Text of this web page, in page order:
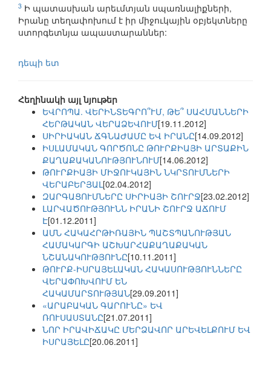
3 Ի պատասխան արեւմտյան սպառնալիքների,
Իրանը տեղափոխում է իր միջուկային օբյեկտները
ստորգետնյա ապաստարաններ:
դեպի ետ
Հեղինակի այլ նյութեր
ԵՎՐՈՊԱ. ՎԵՐԻՆՏԵԳՐՈ՞ՒՄ, ԹԵ՞ ՍԱՀՄԱՆՆԵՐԻ
ՀԵՐԹԱԿԱՆ ՎԵՐԱՁԵՎՈՒՄ[19.11.2012]
ՍԻՐԻԱԿԱՆ ՃԳՆԱԺԱՄԸ ԵՎ ԻՐԱՆԸ[14.09.2012]
ԻՍԼԱՄԱԿԱՆ ԳՈՐԾՈՆԸ ԹՈՒՐՔԻԱՅԻ ԱՐՏԱՔԻՆ
ՔԱՂԱՔԱԿԱՆՈՒԹՅՈՒՆՈՒՄ[14.06.2012]
ԹՈՒՐՔԻԱՅԻ ՄԻՋՈՒԿԱՅԻՆ ՆԿՐՏՈՒՄՆԵՐԻ
ՎԵՐԱԲԵՐՅԱԼ[02.04.2012]
ԶԱՐԳԱՑՈՒՄՆԵՐԸ ՍԻՐԻԱՅԻ ՇՈՒՐՋ[23.02.2012]
ԼԱՐՎԱԾՈՒԹՅՈՒՆՆ ԻՐԱՆԻ ՇՈՒՐՋ ԱՃՈՒՄ
Է[01.12.2011]
ԱՄՆ ՀԱԿԱՀՐԹԻՌԱՅԻՆ ՊԱՇՏՊԱՆՈՒԹՅԱՆ
ՀԱՄԱԿԱՐԳԻ ԱՇԽԱՐՀԱՔԱՂԱՔԱԿԱՆ
ՆՇԱՆԱԿՈՒԹՅՈՒՆԸ[10.11.2011]
ԹՈՒՐՔ-ԻՍՐԱՅԵԼԱԿԱՆ ՀԱԿԱՍՈՒԹՅՈՒՆՆԵՐԸ
ՎԵՐԱՓՈԽՎՈՒՄ ԵՆ
ՀԱԿԱՄԱՐՏՈՒԹՅԱՆ[29.09.2011]
«ԱՐԱԲԱԿԱՆ ԳԱՐՈՒՆԸ» ԵՎ
ՌՈՒՍԱՍՏԱՆԸ[21.07.2011]
ՆՈՐ ԻՐԱՎԻՃԱԿԸ ՄԵՐՁԱՎՈՐ ԱՐԵՎԵԼՔՈՒՄ ԵՎ
ԻՍՐԱՅԵԼԸ[20.06.2011]